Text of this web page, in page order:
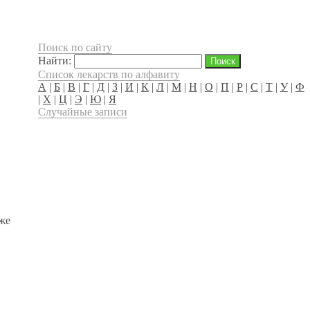
Поиск по сайту
Найти:
Список лекарств по алфавиту
А | Б| В | Г| Д| З| И | К | Л| М| Н | О | П | Р| С | Т| У| Ф
| Х | Ц | Э | Ю| Я
Случайные записи